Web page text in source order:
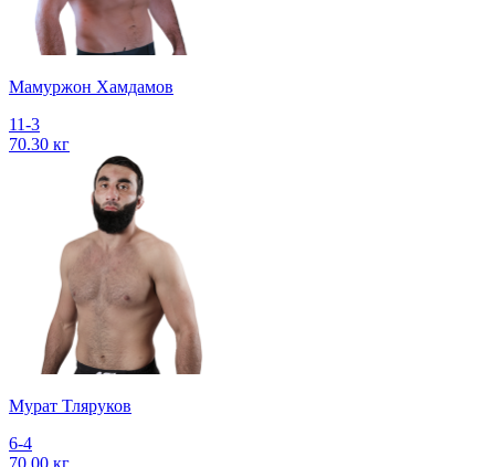
Мамуржон Хамдамов
11-3
70.30 кг
Мурат Тляруков
6-4